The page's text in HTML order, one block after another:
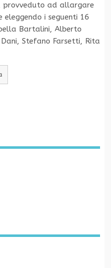
provveduto ad allargare
eleggendo i seguenti 16
Bartalini, Alberto
Stefano Farsetti, Rita